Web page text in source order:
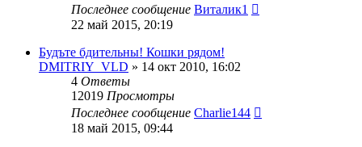
Последнее сообщение Виталик1
22 май 2015, 20:19
Будъте бдительны! Кошки рядом!
DMITRIY_VLD » 14 окт 2010, 16:02
4 Ответы
12019 Просмотры
Последнее сообщение Charlie144
18 май 2015, 09:44